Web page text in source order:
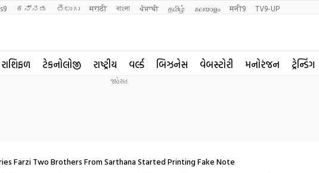
ಕನ್ನಡ తెలుగు मराठी বাংলা ਪੰਜਾਬੀ தமிழ் മലയാളം मनी9 TV9-UP
રાશિફળ ટેકનોલોજી રાષ્ટ્રીય વર્લ્ડ બિઝનેસ વેબસ્ટોરી મનોરંજન ટ્રેન્ડિંગ
Farzi Two Brothers From Sarthana Started Printing Fake Note